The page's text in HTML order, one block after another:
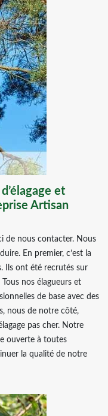
et
Artisan
de nous contacter. Nous
En premier, c’est la
Ils ont été recrutés sur
nos élagueurs et
de base avec des
nous de notre côté,
pas cher. Notre
ouverte à toutes
la qualité de notre